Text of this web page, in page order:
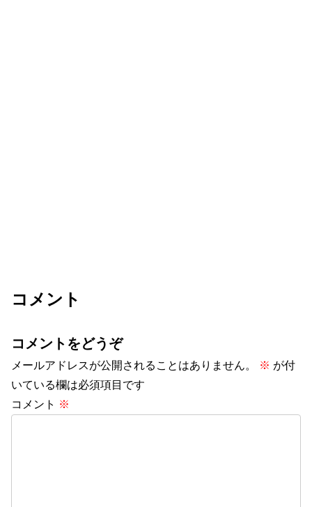
コメント
コメントをどうぞ
メールアドレスが公開されることはありません。 ※ が付
いている欄は必須項目です
コメント ※